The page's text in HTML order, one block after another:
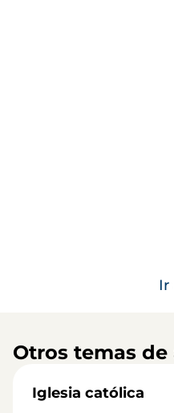
Ir
Otros temas
Iglesia católica